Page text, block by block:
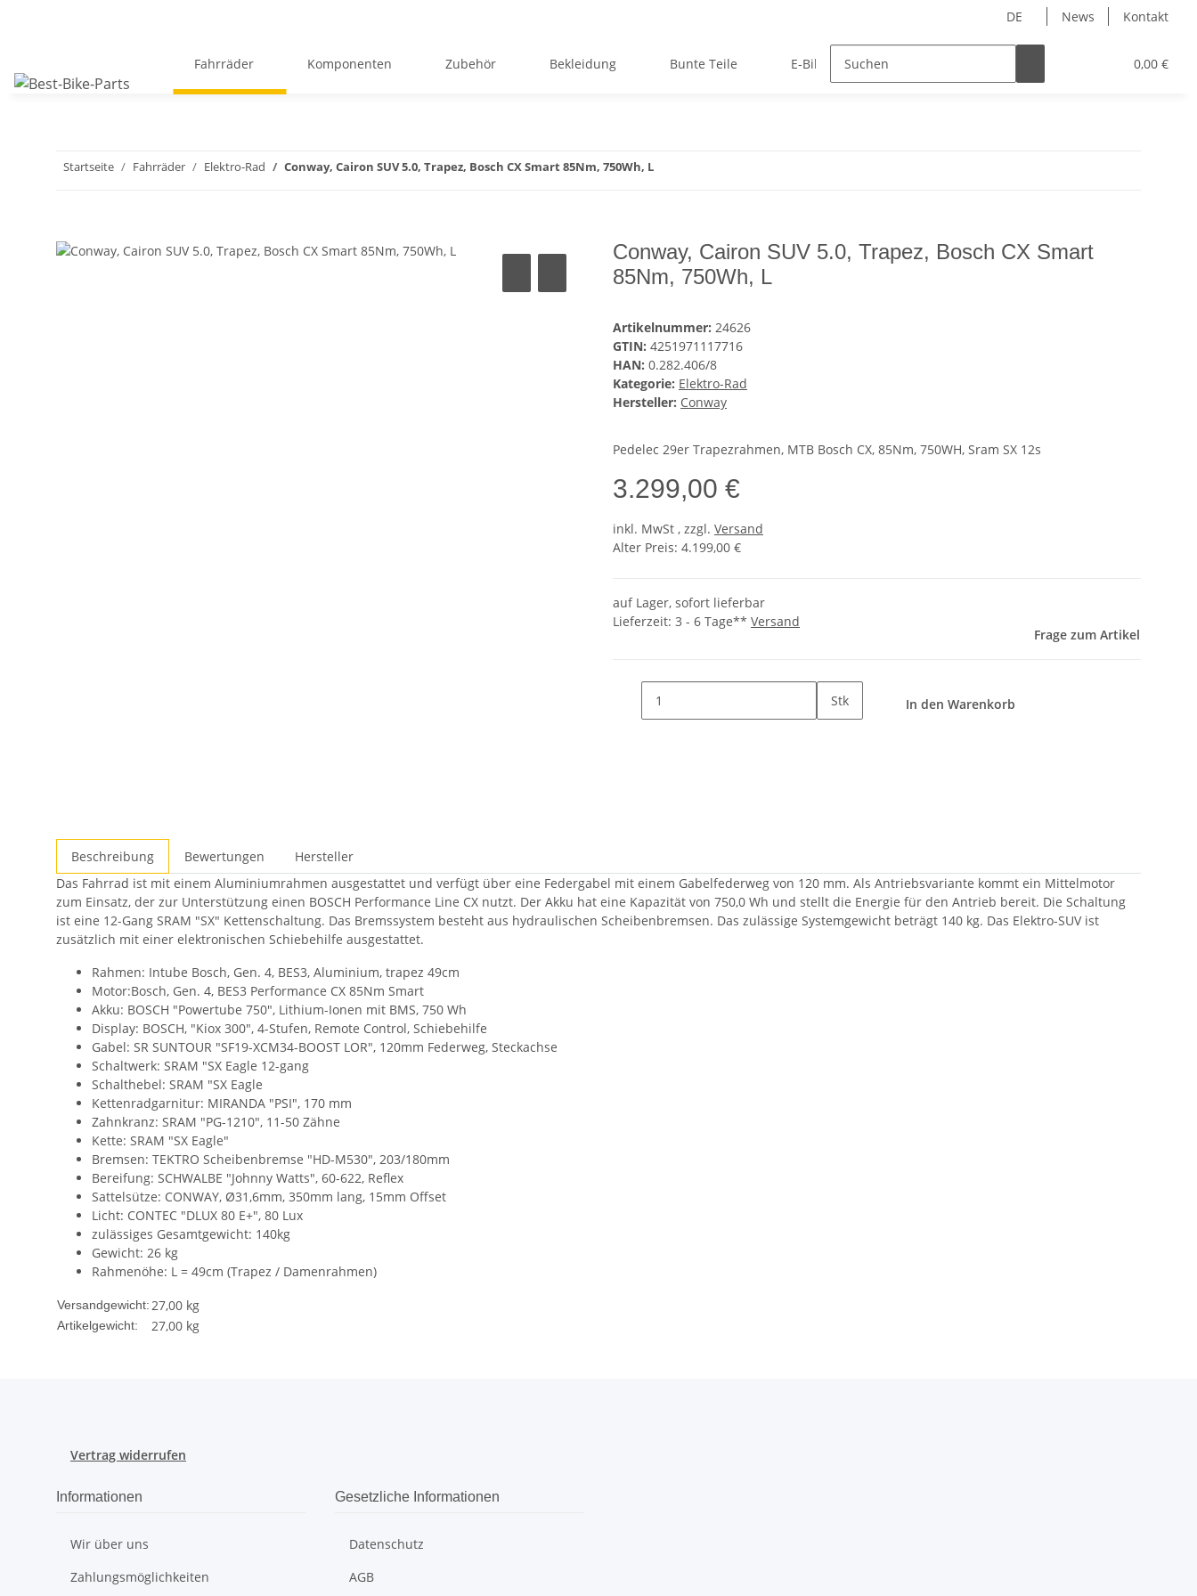
DE News Kontakt
0,00 €
Fahrräder Komponenten Zubehör Bekleidung Bunte Teile E-Bike Teile
Startseite Fahrräder Elektro-Rad Conway, Cairon SUV 5.0, Trapez, Bosch CX Smart 85Nm, 750Wh, L
Conway, Cairon SUV 5.0, Trapez, Bosch CX Smart
85Nm, 750Wh, L
Artikelnummer: 24626
GTIN: 4251971117716
HAN: 0.282.406/8
Kategorie: Elektro-Rad
Hersteller: Conway
Pedelec 29er Trapezrahmen, MTB Bosch CX, 85Nm, 750WH, Sram SX 12s
3.299,00 €
inkl. MwSt , zzgl. Versand
Alter Preis: 4.199,00 €
auf Lager, sofort lieferbar
Lieferzeit: 3 - 6 Tage** Versand
Frage zum Artikel
Stk In den Warenkorb
Beschreibung Bewertungen
Hersteller
Das Fahrrad ist mit einem Aluminiumrahmen ausgestattet und verfügt über eine Federgabel mit einem Gabelfederweg von 120 mm. Als Antriebsvariante kommt ein Mittelmotor
zum Einsatz, der zur Unterstützung einen BOSCH Performance Line CX nutzt. Der Akku hat eine Kapazität von 750,0 Wh und stellt die Energie für den Antrieb bereit. Die Schaltung
ist eine 12-Gang SRAM "SX" Kettenschaltung. Das Bremssystem besteht aus hydraulischen Scheibenbremsen. Das zulässige Systemgewicht beträgt 140 kg. Das Elektro-SUV ist
zusätzlich mit einer elektronischen Schiebehilfe ausgestattet.
Rahmen: Intube Bosch, Gen. 4, BES3, Aluminium, trapez 49cm
Motor:Bosch, Gen. 4, BES3 Performance CX 85Nm Smart
Akku: BOSCH "Powertube 750", Lithium-Ionen mit BMS, 750 Wh
Display: BOSCH, "Kiox 300", 4-Stufen, Remote Control, Schiebehilfe
Gabel: SR SUNTOUR "SF19-XCM34-BOOST LOR", 120mm Federweg, Steckachse
Schaltwerk: SRAM "SX Eagle 12-gang
Schalthebel: SRAM "SX Eagle
Kettenradgarnitur: MIRANDA "PSI", 170 mm
Zahnkranz: SRAM "PG-1210", 11-50 Zähne
Kette: SRAM "SX Eagle"
Bremsen: TEKTRO Scheibenbremse "HD-M530", 203/180mm
Bereifung: SCHWALBE "Johnny Watts", 60-622, Reflex
Sattelsütze: CONWAY, Ø31,6mm, 350mm lang, 15mm Offset
Licht: CONTEC "DLUX 80 E+", 80 Lux
zulässiges Gesamtgewicht: 140kg
Gewicht: 26 kg
Rahmenöhe: L = 49cm (Trapez / Damenrahmen)
Versandgewicht:27,00 kg
Artikelgewicht: 27,00 kg
Vertrag widerrufen
Informationen
Wir über uns
Zahlungsmöglichkeiten
Gesetzliche Informationen
Datenschutz
AGB